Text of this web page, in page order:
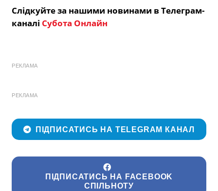
Слідкуйте за нашими новинами в Телеграм-
каналі Субота Онлайн
РЕКЛАМА
РЕКЛАМА
ПІДПИСАТИСЬ НА TELEGRAM КАНАЛ
ПІДПИСАТИСЬ НА FACEBOOK
СПІЛЬНОТУ